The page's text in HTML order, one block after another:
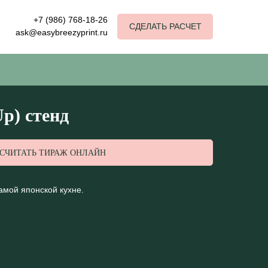
СДЕЛАТЬ РАСЧЕТ
+7 (986) 768-18-26
ask@easybreezyprint.ru
стенд
ТИРАЖ ОНЛАЙН
японской кухне.